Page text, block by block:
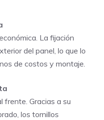
La fijación
del panel, lo que lo
de costos y montaje.
frente. Gracias a su
los tornillos